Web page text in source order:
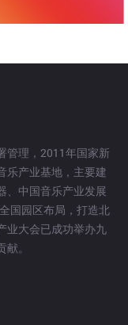
管理，2011年国家新
乐产业基地，主要建
、中国音乐产业发展
国园区布局，打造北
业大会已成功举办九
。